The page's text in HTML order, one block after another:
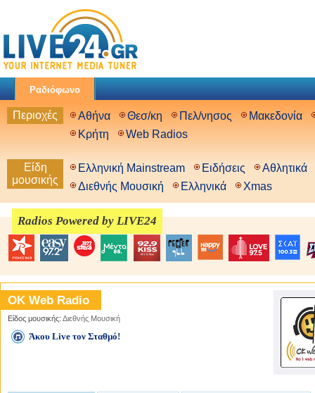
Ραδιόφωνο
Περιοχές Αθήνα Θεσ/κη Πελ/νησος
Μακεδονία
Κρήτη
Web Radios
Είδη
μουσικής
Ελληνική Mainstream Ειδήσεις
Αθλητικά
Διεθνής Μουσική
Ελληνικά Xmas
Radios Powered by LIVE24
OK Web Radio
Είδος μουσικής: Διεθνής Μουσική
Άκου Live τον Σταθμό!